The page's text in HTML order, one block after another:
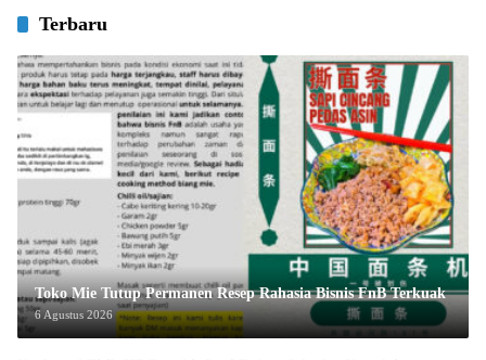
Terbaru
Toko Mie Tutup Permanen Resep Rahasia Bisnis FnB Terkuak
6 Agustus 2026